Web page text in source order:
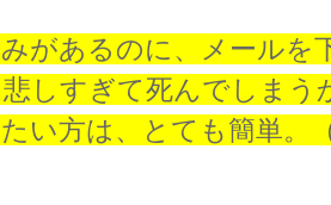
があるのに、メールを
しすぎて死んでしまう
い方は、とても簡単。